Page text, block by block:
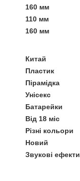
160 мм
110 мм
160 мм
Китай
Пластик
Пірамідка
Унісекс
Батарейки
Від 18 міс
Різні кольори
Новий
Звукові ефекти